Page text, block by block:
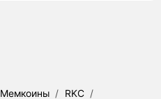
Мемкоины / RKC /